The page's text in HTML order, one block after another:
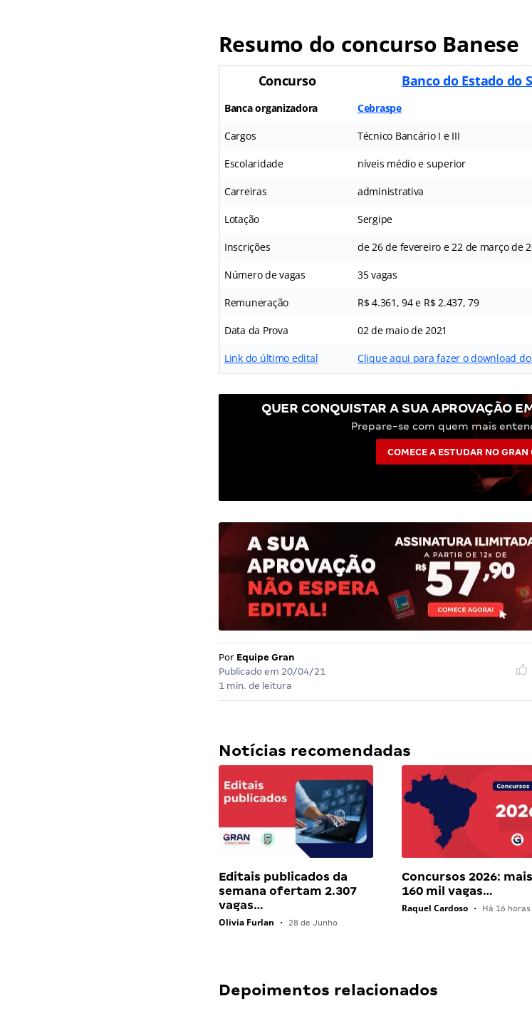
Resumo do concurso Banese
Concurso Banco do Estado do
Banca organizadora Cebraspe
Cargos Técnico Bancário I e III
Escolaridade níveis médio e superior
Carreiras administrativa
Lotação Sergipe
Inscrições de 26 de fevereiro e 22 de março de
Número de vagas 35 vagas
Remuneração R$ 4.361, 94 e R$ 2.437, 79
Data da Prova 02 de maio de 2021
Link do último edital Clique aqui para fazer o download
QUER CONQUISTAR A SUA APROVAÇÃO
Prepare-se com quem mais
COMECE A ESTUDAR NO GRAN
Por Equipe Gran
Publicado em 20/04/21
1 min. de leitura
Notícias recomendadas
Editais publicados da
semana ofertam 2.307
vagas…
Olivia Furlan • 28 de Junho
Concursos 2026:
160 mil vagas…
Raquel Cardoso • Há 16 horas
Depoimentos relacionados